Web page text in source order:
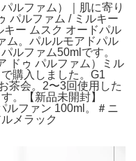
ルファム）｜肌に寄り
パルファム / ミルキー
キー ムスク オードパル
ム。パルルモアドパル
ルファム50mlです。
ドゥ パルファム）ミル
購入しました。G1
茶会。2〜3回使用した
。【新品未開封】
ルファン 100ml。＃ニ
メラック